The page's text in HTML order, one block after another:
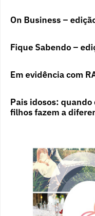
On Business –
Fique Sabendo –
Em evidência com
Pais idosos: quando
filhos fazem a